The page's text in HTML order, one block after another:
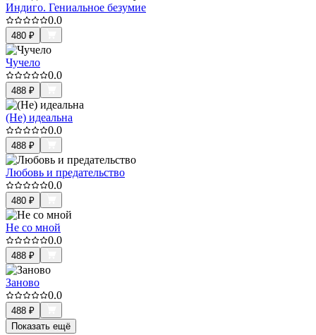
Индиго. Гениальное безумие
0.0
480 ₽
Чучело
0.0
488 ₽
(Не) идеальна
0.0
488 ₽
Любовь и предательство
0.0
480 ₽
Не со мной
0.0
488 ₽
Заново
0.0
488 ₽
Показать ещё